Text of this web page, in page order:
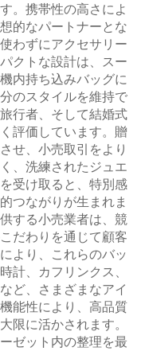
。携帯性の高さによ
的なパートナーとな
わずにアクセサリー
クトな設計は、スー
内持ち込みバッグに
のスタイルを維持で
行者、そして結婚式
評価しています。贈
せ、小売取引をより
、洗練されたジュエ
受け取ると、特別感
つながりが生まれま
する小売業者は、競
だわりを通じて顧客
より、これらのバッ
計、カフリンクス、
ど、さまざまなアイ
能性により、高品質
限に活かされます。
ゼット内の整理を最